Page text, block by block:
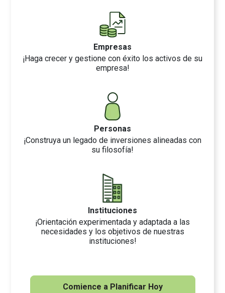
Empresas
¡Haga crecer y gestione con éxito los activos de su
empresa!
Personas
¡Construya un legado de inversiones alineadas con
su filosofía!
Instituciones
¡Orientación experimentada y adaptada a las
necesidades y los objetivos de nuestras
instituciones!
Comience a Planificar Hoy